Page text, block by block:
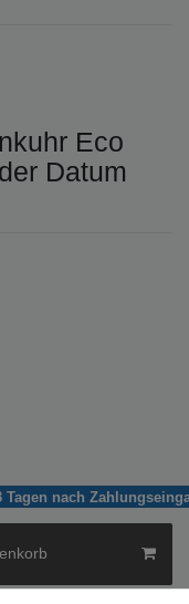
Eco
Datum
nach